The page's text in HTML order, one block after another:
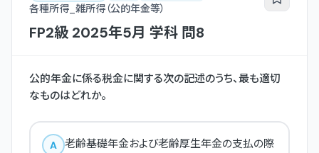
各種所得_雑所得（公的年金等）
FP2級 2025年5月 学科 問8
公的年金に係る税金に関する次の記述のうち、最も適切
なものはどれか。
A
老齢基礎年金および老齢厚生年金の支払の際